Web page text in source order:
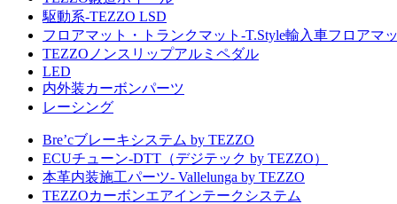
駆動系-TEZZO LSD
フロアマット・トランクマット-T.Style輸入車フロアマ
TEZZOノンスリップアルミペダル
LED
内外装カーボンパーツ
レーシング
Bre’cブレーキシステム by TEZZO
ECUチューン-DTT（デジテック by TEZZO）
本革内装施工パーツ- Vallelunga by TEZZO
TEZZOカーボンエアインテークシステム